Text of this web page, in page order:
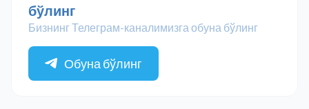
бўлинг
Бизнинг Телеграм-каналимизга обуна бўлинг
Обуна бўлинг